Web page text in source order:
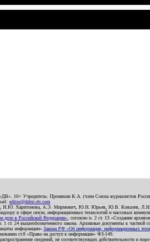
ДВ». 16+ Учредитель: Пронякин К.А. (член Союза журналистов
editor@debri-dv.com
И.Ю. Харитонова, А.Э. Мирмович, Ю.Н. Юрьев, Ю.В.
в сфере связи, информационных технологий и массовых
в Российской Федерации» , согласно п. 2 ст. 13 «Создание
24 вышеобозначенного закона. Архивные документы к частной
информации» Закона РФ «Об информации, информационных
ст.8 «Право на доступ к информации» ФЗ-149.
сведений, не соответствующих действительности и